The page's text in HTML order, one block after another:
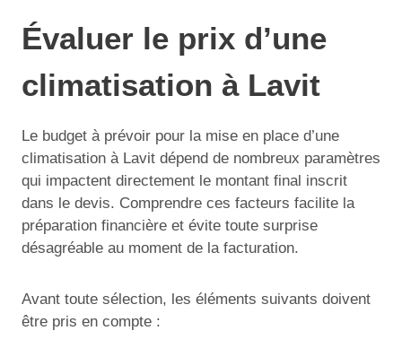
Évaluer le prix d’une
climatisation à Lavit
Le budget à prévoir pour la mise en place d’une
climatisation à Lavit dépend de nombreux paramètres
qui impactent directement le montant final inscrit
dans le devis. Comprendre ces facteurs facilite la
préparation financière et évite toute surprise
désagréable au moment de la facturation.
Avant toute sélection, les éléments suivants doivent
être pris en compte :